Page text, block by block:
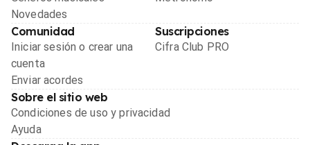
Novedades
Comunidad
Iniciar sesión o crear una
cuenta
Enviar acordes
Suscripciones
Cifra Club PRO
Sobre el sitio web
Condiciones de uso y privacidad
Ayuda